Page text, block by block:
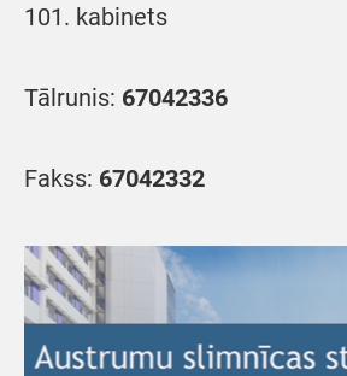
101. kabinets
Tālrunis: 67042336
Fakss: 67042332